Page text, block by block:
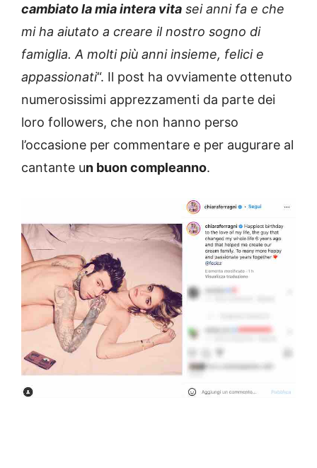
cambiato la mia intera vita sei anni fa e che
mi ha aiutato a creare il nostro sogno di
famiglia. A molti più anni insieme, felici e
appassionati“. Il post ha ovviamente ottenuto
numerosissimi apprezzamenti da parte dei
loro followers, che non hanno perso
l’occasione per commentare e per augurare al
cantante un buon compleanno.